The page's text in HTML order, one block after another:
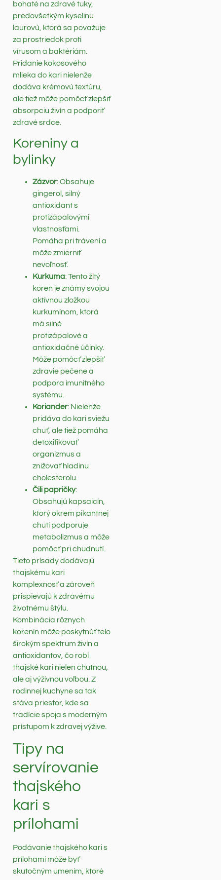
bohaté na zdravé tuky,
predovšetkým kyselinu
laurovú, ktorá sa považuje
za prostriedok proti
vírusom a baktériám.
Pridanie kokosového
mlieka do kari nielenže
dodáva krémovú textúru,
ale tiež môže pomôcť zlepšiť
absorpciu živín a podporiť
zdravé srdce.
Koreniny a
bylinky
Zázvor: Obsahuje
gingerol, silný
antioxidant s
protizápalovými
vlastnosťami.
Pomáha pri trávení a
môže zmierniť
nevoľnosť.
Kurkuma: Tento žltý
koren je známy svojou
aktívnou zložkou
kurkumínom, ktorá
má silné
protizápalové a
antioxidačné účinky.
Môže pomôcť zlepšiť
zdravie pečene a
podpora imunitného
systému.
Koriander: Nielenže
pridáva do kari sviežu
chuť, ale tiež pomáha
detoxifikovať
organizmus a
znižovať hladinu
cholesterolu.
Čili papričky:
Obsahujú kapsaicín,
ktorý okrem pikantnej
chuti podporuje
metabolizmus a môže
pomôcť pri chudnutí.
Tieto prísady dodávajú
thajskému kari
komplexnosť a zároveň
prispievajú k zdravému
životnému štýlu.
Kombinácia rôznych
korenín môže poskytnúť telo
širokým spektrum živín a
antioxidantov, čo robí
thajské kari nielen chutnou,
ale aj výživnou voľbou. Z
rodinnej kuchyne sa tak
stáva priestor, kde sa
tradície spoja s moderným
prístupom k zdravej výžive.
Tipy na
servírovanie
thajského
kari s
prílohami
Podávanie thajského kari s
prílohami môže byť
skutočným umením, ktoré